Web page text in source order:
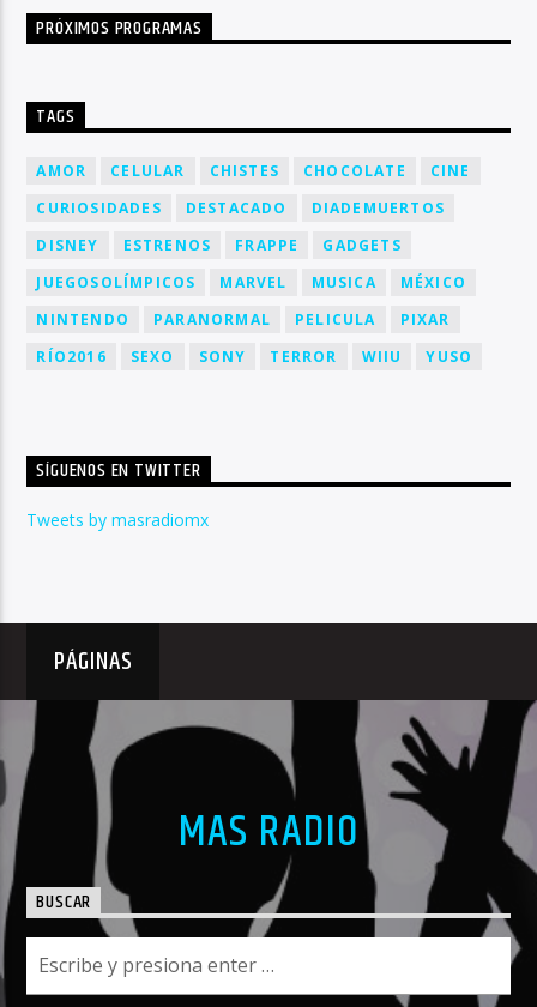
PRÓXIMOS PROGRAMAS
TAGS
AMOR CELULAR CHISTES CHOCOLATE
CINE
CURIOSIDADES
DESTACADO
DIADEMUERTOS
DISNEY
ESTRENOS FRAPPE
GADGETS
JUEGOSOLÍMPICOS
MARVEL MUSICA
MÉXICO
NINTENDO
PARANORMAL PELICULA
PIXAR
RÍO2016
SEXO SONY TERROR WIIU YUSO
SÍGUENOS EN TWITTER
Tweets by masradiomx
PÁGINAS
MAS RADIO
BUSCAR